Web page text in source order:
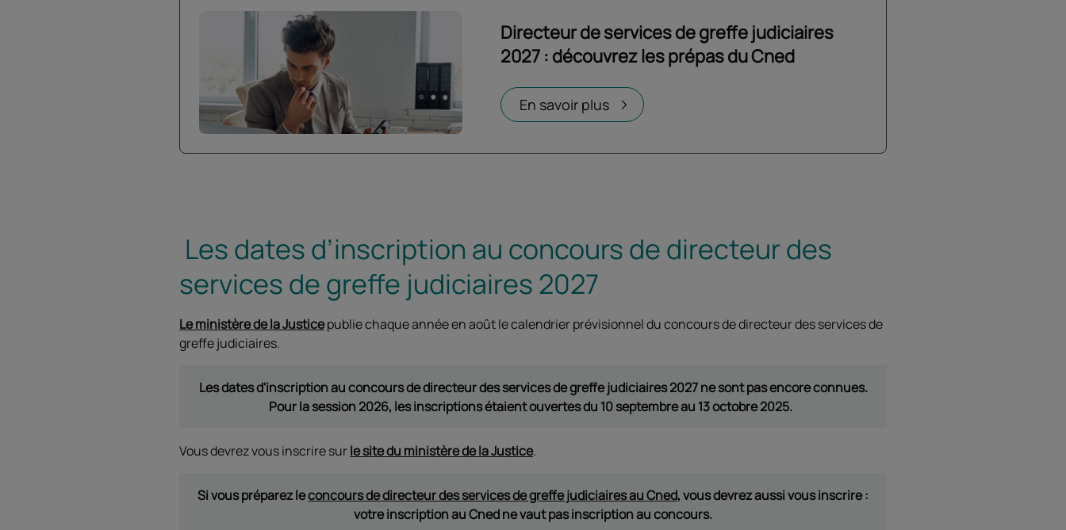
Directeur de services de greffe judiciaires
2027 : découvrez les prépas du Cned
En savoir plus
Ouvrir dans un nouvel onglet
Les dates d’inscription au concours de directeur des
services de greffe judiciaires 2027
Le ministère de la Justicepublie chaque année en août le calendrier prévisionnel du concours de directeur des services de
greffe judiciaires.
Les dates d'inscription au concours de directeur des services de greffe judiciaires 2027 ne sont pas encore connues.
Pour la session 2026, les inscriptions étaient ouvertes du 10 septembre au 13 octobre 2025.
Vous devrez vous inscrire surle site du ministère de la Justice.
Si vous préparez leconcours de directeur des services de greffe judiciaires au Cned, vous devrez aussi vous inscrire :
votre inscription au Cned ne vaut pas inscription au concours.